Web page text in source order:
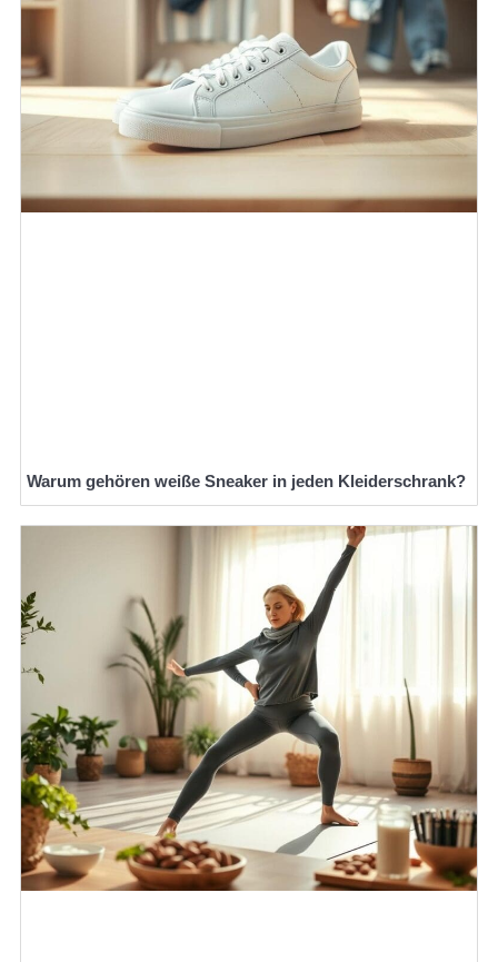
Warum gehören weiße Sneaker in jeden Kleiderschrank?